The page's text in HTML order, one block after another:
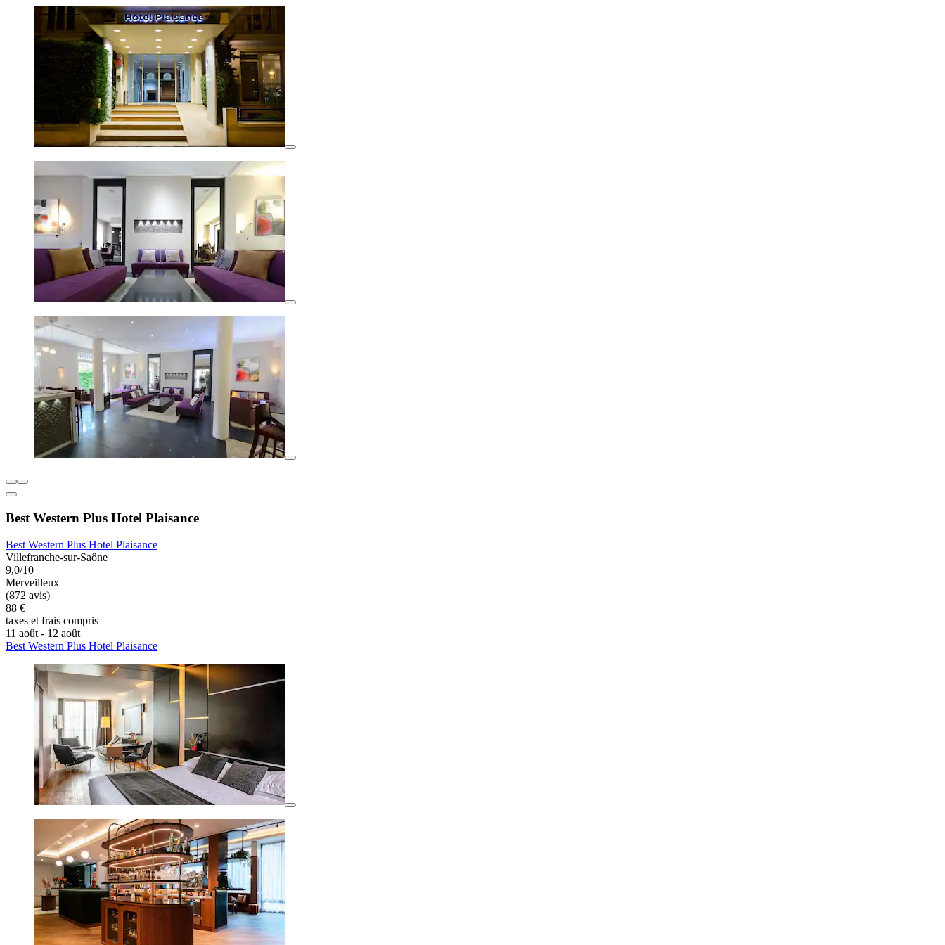
Best Western Plus Hotel Plaisance
Best Western Plus Hotel Plaisance
Villefranche-sur-Saône
9,0/10
Merveilleux
(872 avis)
88 €
taxes et frais compris
11 août - 12 août
Best Western Plus Hotel Plaisance